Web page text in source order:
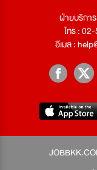
ฝ่ายบริกา
โทร :
อีเมล :